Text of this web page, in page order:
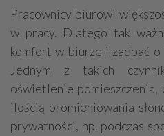
Stolarka otworowa -
Poręcze, balustrady, barierki
Płytki, glazura, terakota
Sztukateria
Mozaiki i
Pracownicy biurowi
w pracy. Dlatego tak
komfort w biurze i zadbać
Jednym z takich
oświetlenie pomieszczenia,
ilością promieniowania
prywatności, np. podczas